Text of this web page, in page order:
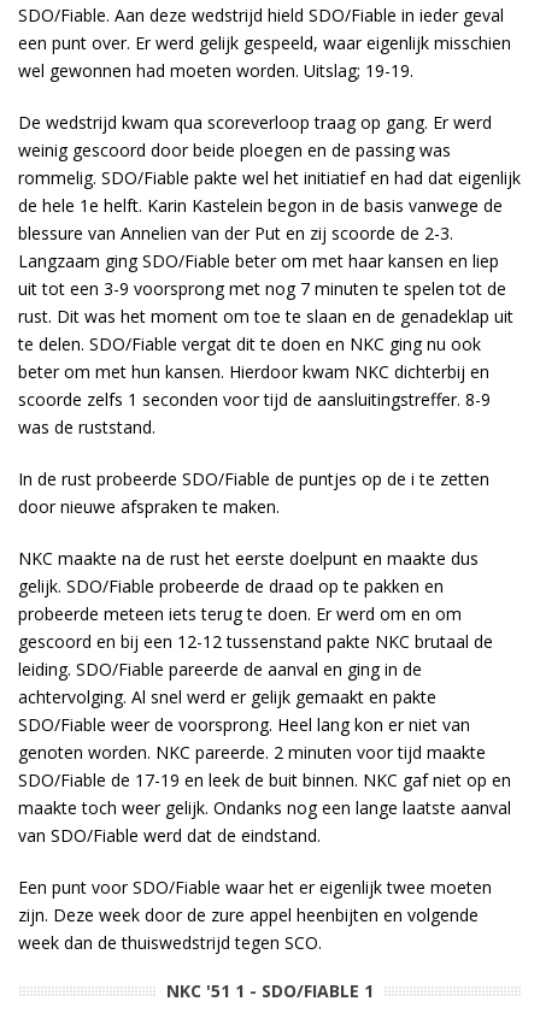
SDO/Fiable. Aan deze wedstrijd hield SDO/Fiable in ieder geval
een punt over. Er werd gelijk gespeeld, waar eigenlijk misschien
wel gewonnen had moeten worden. Uitslag; 19-19.
De wedstrijd kwam qua scoreverloop traag op gang. Er werd
weinig gescoord door beide ploegen en de passing was
rommelig. SDO/Fiable pakte wel het initiatief en had dat eigenlijk
de hele 1e helft. Karin Kastelein begon in de basis vanwege de
blessure van Annelien van der Put en zij scoorde de 2-3.
Langzaam ging SDO/Fiable beter om met haar kansen en liep
uit tot een 3-9 voorsprong met nog 7 minuten te spelen tot de
rust. Dit was het moment om toe te slaan en de genadeklap uit
te delen. SDO/Fiable vergat dit te doen en NKC ging nu ook
beter om met hun kansen. Hierdoor kwam NKC dichterbij en
scoorde zelfs 1 seconden voor tijd de aansluitingstreffer. 8-9
was de ruststand.
In de rust probeerde SDO/Fiable de puntjes op de i te zetten
door nieuwe afspraken te maken.
NKC maakte na de rust het eerste doelpunt en maakte dus
gelijk. SDO/Fiable probeerde de draad op te pakken en
probeerde meteen iets terug te doen. Er werd om en om
gescoord en bij een 12-12 tussenstand pakte NKC brutaal de
leiding. SDO/Fiable pareerde de aanval en ging in de
achtervolging. Al snel werd er gelijk gemaakt en pakte
SDO/Fiable weer de voorsprong. Heel lang kon er niet van
genoten worden. NKC pareerde. 2 minuten voor tijd maakte
SDO/Fiable de 17-19 en leek de buit binnen. NKC gaf niet op en
maakte toch weer gelijk. Ondanks nog een lange laatste aanval
van SDO/Fiable werd dat de eindstand.
Een punt voor SDO/Fiable waar het er eigenlijk twee moeten
zijn. Deze week door de zure appel heenbijten en volgende
week dan de thuiswedstrijd tegen SCO.
NKC '51 1 - SDO/FIABLE 1